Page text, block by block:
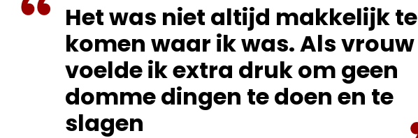
Het was niet altijd makkelijk te
komen waar ik was. Als vrouw
voelde ik extra druk om geen
domme dingen te doen en te
slagen